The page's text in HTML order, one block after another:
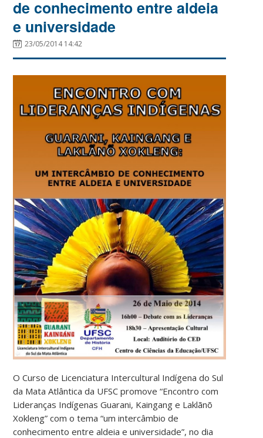
de conhecimento entre aldeia
e universidade
23/05/2014 14:42
O Curso de Licenciatura Intercultural Indígena do Sul
da Mata Atlântica da UFSC promove “Encontro com
Lideranças Indígenas Guarani, Kaingang e Laklãnõ
Xokleng” com o tema “um intercâmbio de
conhecimento entre aldeia e universidade”, no dia